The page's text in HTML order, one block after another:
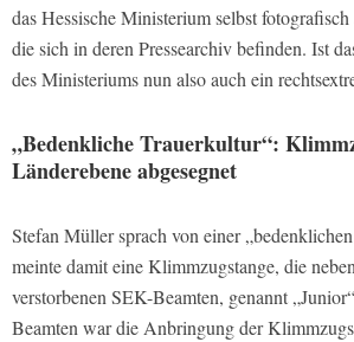
das Hessische Ministerium selbst
die sich in deren Pressearchiv befinden. Ist
des Ministeriums nun also auch ein
„Bedenkliche Trauerkultur“:
Länderebene abgesegnet
Stefan Müller sprach von einer
meinte damit eine Klimmzugstange, die
verstorbenen SEK-Beamten, genannt
Beamten war die Anbringung der